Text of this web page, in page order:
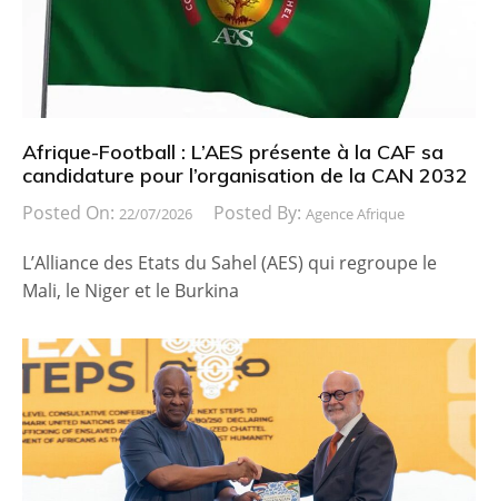
Afrique-Football : L’AES présente à la CAF sa
candidature pour l’organisation de la CAN 2032
Posted On: 22/07/2026 Posted By: Agence Afrique
L’Alliance des Etats du Sahel (AES) qui regroupe le
Mali, le Niger et le Burkina